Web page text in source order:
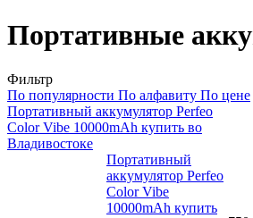
Портативные
Фильтр
По популярности По алфавиту По цене
Портативный аккумулятор Perfeo
Color Vibe 10000mAh купить во
Владивостоке
Портативный
аккумулятор Perfeo
Color Vibe
10000mAh купить